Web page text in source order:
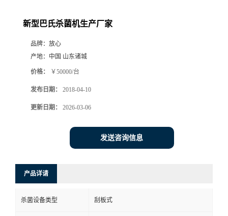
新型巴氏杀菌机生产厂家
品牌： 放心
产地： 中国 山东诸城
价格： ￥50000/台
发布日期： 2018-04-10
更新日期： 2026-03-06
发送咨询信息
产品详请
杀菌设备类型 刮板式